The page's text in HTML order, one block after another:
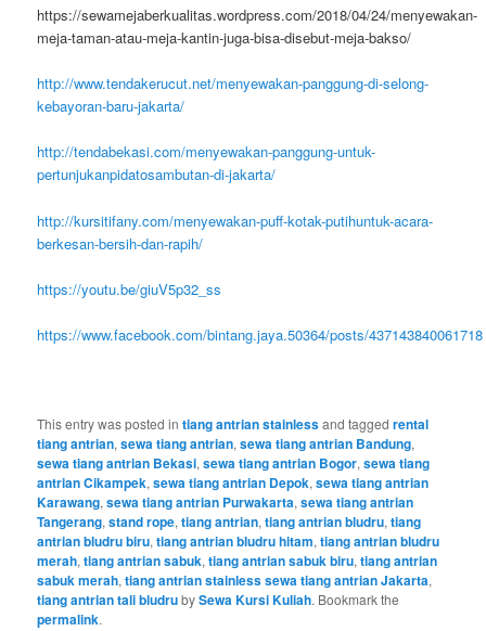
https://sewamejaberkualitas.wordpress.com/2018/04/24/menyewakan-
meja-taman-atau-meja-kantin-juga-bisa-disebut-meja-bakso/
http://www.tendakerucut.net/menyewakan-panggung-di-selong-
kebayoran-baru-jakarta/
http://tendabekasi.com/menyewakan-panggung-untuk-
pertunjukanpidatosambutan-di-jakarta/
http://kursitifany.com/menyewakan-puff-kotak-putihuntuk-acara-
berkesan-bersih-dan-rapih/
https://youtu.be/giuV5p32_ss
https://www.facebook.com/bintang.jaya.50364/posts/
This entry was posted intiang antrian stainlessand taggedrental
tiang antrian,sewa tiang antrian,sewa tiang antrian Bandung,
sewa tiang antrian Bekasi,sewa tiang antrian Bogor,sewa tiang
antrian Cikampek,sewa tiang antrian Depok,sewa tiang antrian
Karawang,sewa tiang antrian Purwakarta,sewa tiang antrian
Tangerang,stand rope,tiang antrian,tiang antrian bludru,tiang
antrian bludru biru,tiang antrian bludru hitam,tiang antrian bludru
merah,tiang antrian sabuk,tiang antrian sabuk biru,tiang antrian
sabuk merah,tiang antrian stainless sewa tiang antrian Jakarta,
tiang antrian tali bludrubySewa Kursi Kuliah. Bookmark the
permalink.